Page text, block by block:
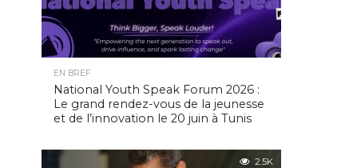
EN BREF
National Youth Speak Forum 2026 :
Le grand rendez-vous de la jeunesse
et de l’innovation le 20 juin à Tunis
2.5K